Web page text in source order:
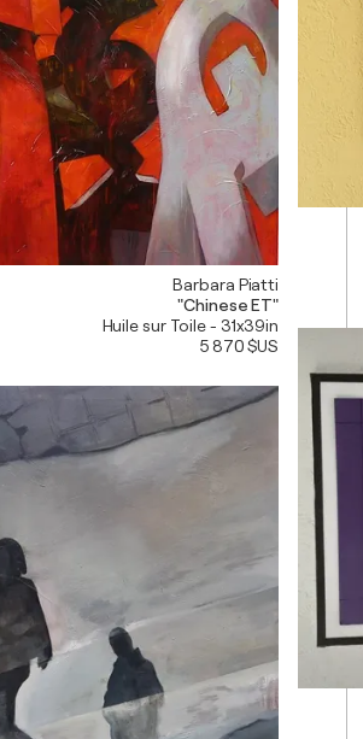
Barbara Piatti
"Chinese ET"
Huile sur Toile - 31x39in
5 870 $US